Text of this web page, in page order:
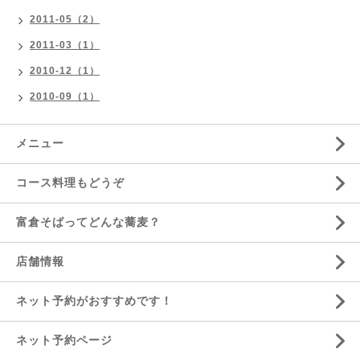
2011-05（2）
2011-03（1）
2010-12（1）
2010-09（1）
メニュー
コース料理もどうぞ
富倉そばってどんな蕎麦？
店舗情報
ネット予約がおすすめです！
ネット予約ページ